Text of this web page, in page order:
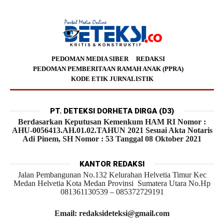
PEDOMAN MEDIA SIBER
REDAKSI
PEDOMAN PEMBERITAAN RAMAH ANAK (PPRA)
KODE ETIK JURNALISTIK
PT. DETEKSI DORHETA DIRGA (D3)
Berdasarkan Keputusan Kemenkum HAM RI Nomor :
AHU-0056413.AH.01.02.TAHUN 2021 Sesuai Akta Notaris
Adi Pinem, SH Nomor : 53 Tanggal 08 Oktober 2021
KANTOR REDAKSI
Jalan Pembangunan No.132 Kelurahan Helvetia Timur Kec
Medan Helvetia Kota Medan Provinsi Sumatera Utara No.Hp
081361130539 – 085372729191
Email: redaksideteksi@gmail.com